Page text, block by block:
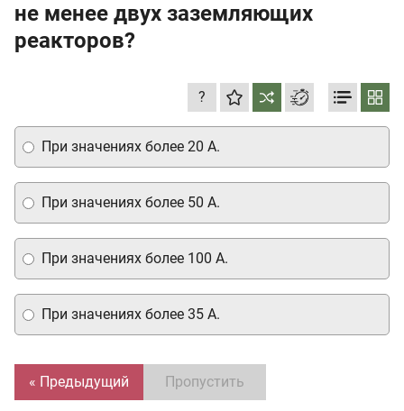
не менее двух заземляющих
реакторов?
?
При значениях более 20 А.
При значениях более 35 А.
При значениях более 50 А.
При значениях более 100 А.
« Предыдущий Пропустить